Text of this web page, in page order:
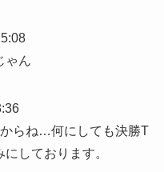
ゃん
らね…何にしても決勝T
しております。